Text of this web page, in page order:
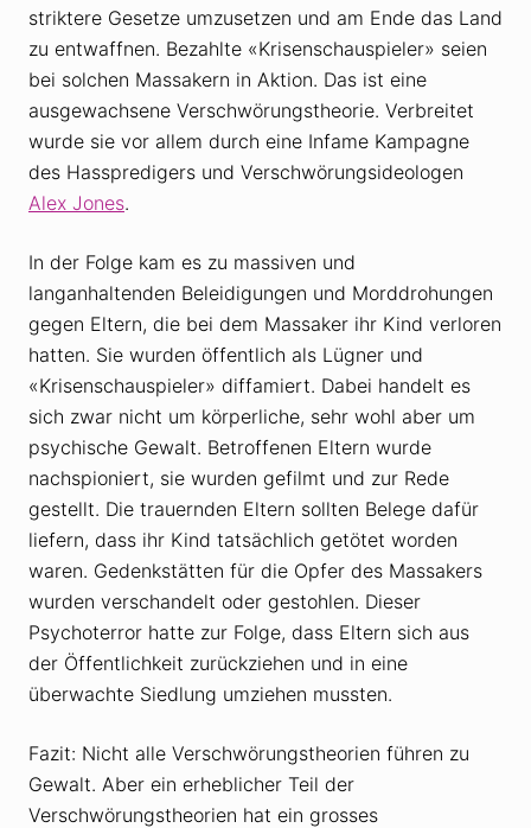
striktere Gesetze umzusetzen und am Ende das Land
zu entwaffnen. Bezahlte «Krisenschauspieler» seien
bei solchen Massakern in Aktion. Das ist eine
ausgewachsene Verschwörungstheorie. Verbreitet
wurde sie vor allem durch eine Infame Kampagne
des Hasspredigers und Verschwörungsideologen
Alex Jones.
In der Folge kam es zu massiven und
langanhaltenden Beleidigungen und Morddrohungen
gegen Eltern, die bei dem Massaker ihr Kind verloren
hatten. Sie wurden öffentlich als Lügner und
«Krisenschauspieler» diffamiert. Dabei handelt es
sich zwar nicht um körperliche, sehr wohl aber um
psychische Gewalt. Betroffenen Eltern wurde
nachspioniert, sie wurden gefilmt und zur Rede
gestellt. Die trauernden Eltern sollten Belege dafür
liefern, dass ihr Kind tatsächlich getötet worden
waren. Gedenkstätten für die Opfer des Massakers
wurden verschandelt oder gestohlen. Dieser
Psychoterror hatte zur Folge, dass Eltern sich aus
der Öffentlichkeit zurückziehen und in eine
überwachte Siedlung umziehen mussten.
Fazit: Nicht alle Verschwörungstheorien führen zu
Gewalt. Aber ein erheblicher Teil der
Verschwörungstheorien hat ein grosses